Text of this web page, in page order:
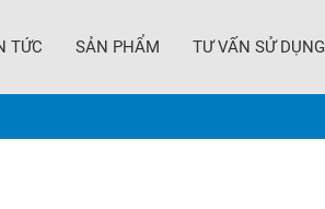
TỨC SẢN PHẨM TƯ VẤN SỬ DỤNG